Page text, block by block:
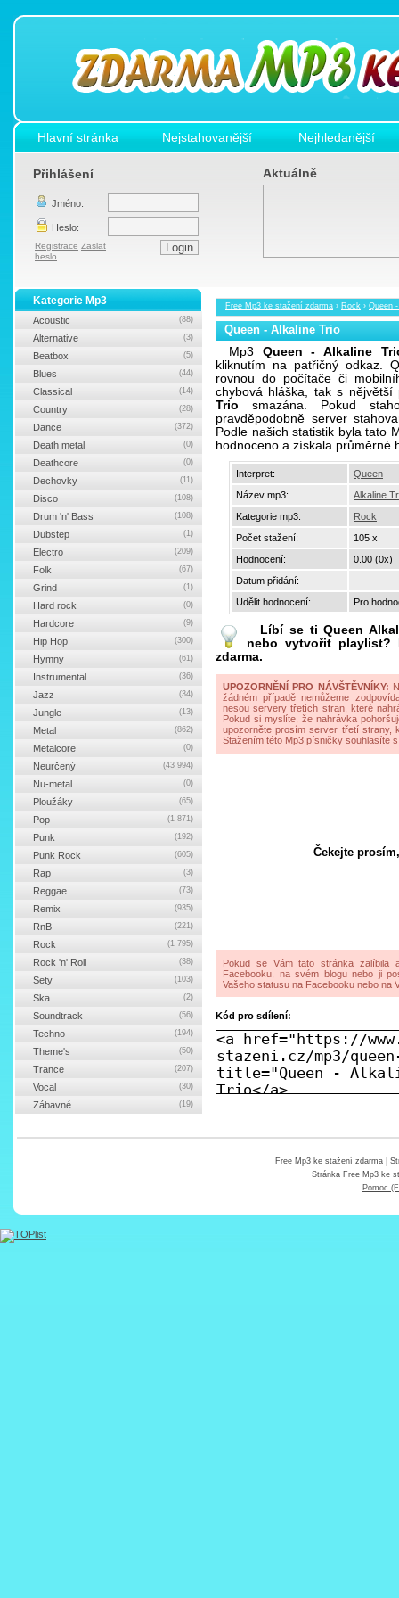
Hlavní stránka Nejstahovanější Nejhledanější
Přihlášení
Jméno:
Heslo:
Registrace Zaslat
heslo
Aktuálně
Free Mp3 ke stažení zdarma › Rock › Queen
Queen - Alkaline Trio
Mp3 Queen - Alkaline
kliknutím na patřičný odkaz.
rovnou do počítače či
chybová hláška, tak s
Trio smazána. Pokud
pravděpodobně server
Podle našich statistik byla tato
hodnoceno a získala průměrné
Interpret:
Queen
Název mp3:
Alkaline
Kategorie mp3:
Rock
Počet stažení:
105 x
Hodnocení:
0.00 (0x)
Datum přidání:
Udělit hodnocení:
Pro
Líbí se tiQueen
nebo vytvořit playlist?
zdarma.
UPOZORNĚNÍ PRO NÁVŠTĚVNÍKY:
žádném případě nemůžeme
nesou servery třetích stran, které
Pokud si myslíte, že nahrávka
upozorněte prosím server třetí strany,
Stažením této Mp3 písničky souhlasíte
Čekejte
Pokud se Vám tato stránka zalíbila
Facebooku, na svém blogu nebo ji
Vašeho statusu na Facebooku nebo na
Kód pro sdílení:
Kategorie Mp3
Acoustic (88)
Alternative (3)
Beatbox (5)
Blues (44)
Classical (14)
Country (28)
Dance (372)
Death metal (0)
Deathcore (0)
Dechovky (11)
Disco (108)
Drum 'n' Bass (108)
Dubstep (1)
Electro (209)
Folk (67)
Grind (1)
Hard rock (0)
Hardcore (9)
Hip Hop (300)
Hymny (61)
Instrumental (36)
Jazz (34)
Jungle (13)
Metal (862)
Metalcore (0)
Neurčený (43 994)
Nu-metal (0)
Ploužáky (65)
Pop (1 871)
Punk (192)
Punk Rock (605)
Rap (3)
Reggae (73)
Remix (935)
RnB (221)
Rock (1 795)
Rock 'n' Roll (38)
Sety (103)
Ska (2)
Soundtrack (56)
Techno (194)
Theme's (50)
Trance (207)
Vocal (30)
Zábavné (19)
Free Mp3 ke stažení zdarma|
Stránka Free Mp3 ke
Pomoc